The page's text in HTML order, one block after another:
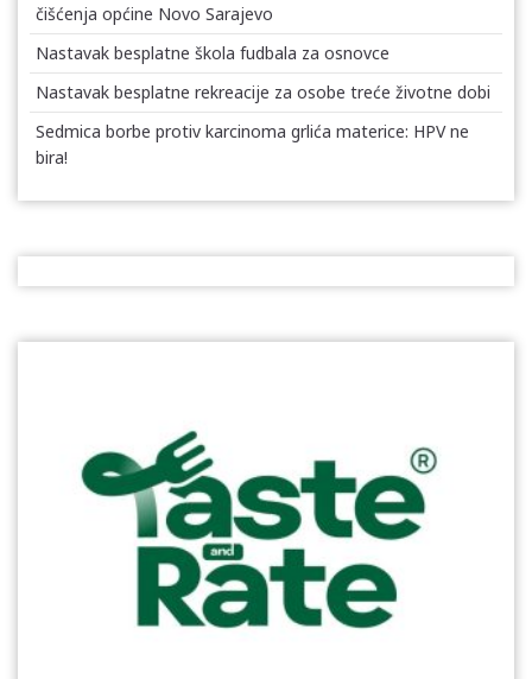
čišćenja općine Novo Sarajevo
Nastavak besplatne škola fudbala za osnovce
Nastavak besplatne rekreacije za osobe treće životne dobi
Sedmica borbe protiv karcinoma grlića materice: HPV ne
bira!